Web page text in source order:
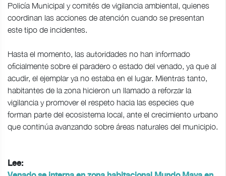
Policía Municipal y comités de vigilancia ambiental, quienes
coordinan las acciones de atención cuando se presentan
este tipo de incidentes.
Hasta el momento, las autoridades no han informado
oficialmente sobre el paradero o estado del venado, ya que al
acudir, el ejemplar ya no estaba en el lugar. Mientras tanto,
habitantes de la zona hicieron un llamado a reforzar la
vigilancia y promover el respeto hacia las especies que
forman parte del ecosistema local, ante el crecimiento urbano
que continúa avanzando sobre áreas naturales del municipio.
Lee: